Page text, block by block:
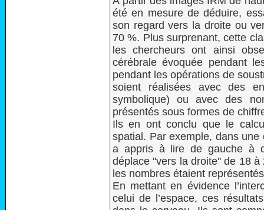
été en mesure de déduire,
son regard vers la droite ou
70 %. Plus surprenant, cette
les chercheurs ont ainsi
cérébrale évoquée pendant
pendant les opérations de
soient réalisées avec des
symbolique) ou avec des
présentés sous formes de
Ils en ont conclu que le
spatial. Par exemple, dans une
a appris à lire de gauche à
déplace "vers la droite" de 18 à
les nombres étaient
En mettant en évidence
celui de l’espace, ces